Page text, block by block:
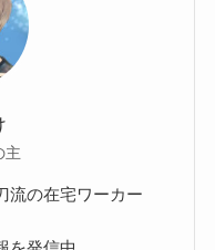
主
流の在宅ワーカー